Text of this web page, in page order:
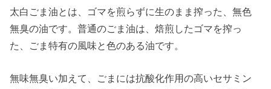
太白ごま油とは、ゴマを煎らずに生のまま搾った、無色
無臭の油です。普通のごま油は、焙煎したゴマを搾っ
た、ごま特有の風味と色のある油です。
無味無臭い加えて、ごまには抗酸化作用の高いセサミン